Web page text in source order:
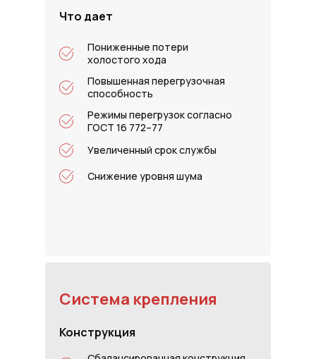
Что дает
Пониженные потери
холостого хода
Повышенная перегрузочная
способность
Режимы перегрузок согласно
ГОСТ 16 772–77
Увеличенный срок службы
Снижение уровня шума
Система крепления
Конструкция